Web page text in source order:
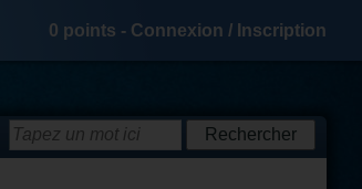
0 points - Connexion / Inscription